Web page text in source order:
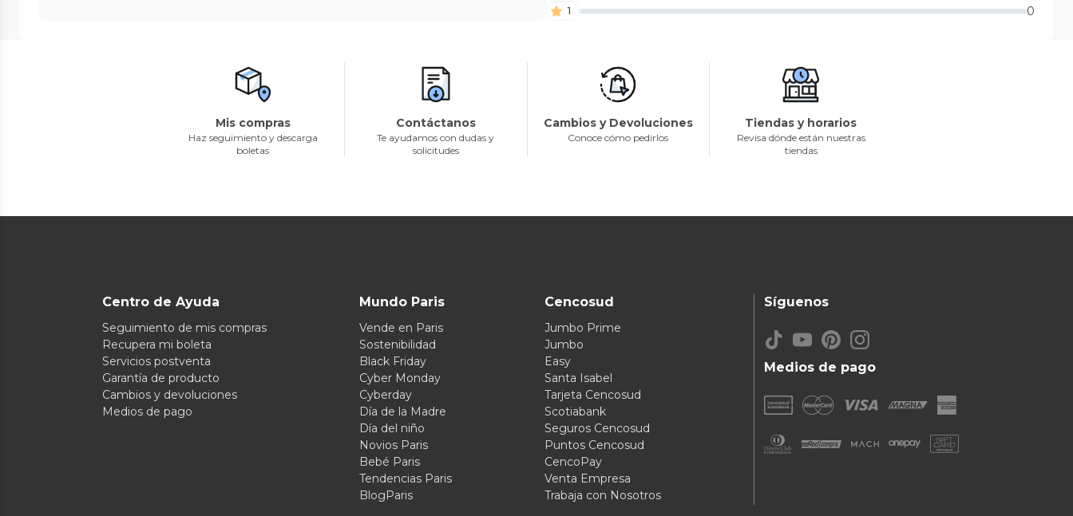
1 0
Mis compras
Haz seguimiento y descarga
boletas
Contáctanos
Te ayudamos con dudas y
solicitudes
Cambios y Devoluciones
Conoce cómo pedirlos
Tiendas y horarios
Revisa dónde están nuestras
tiendas
Centro de Ayuda
Seguimiento de mis compras
Recupera mi boleta
Servicios postventa
Garantía de producto
Cambios y devoluciones
Medios de pago
Mundo Paris
Vende en Paris
Sostenibilidad
Black Friday
Cyber Monday
Cyberday
Día de la Madre
Día del niño
Novios Paris
Bebé Paris
Tendencias Paris
BlogParis
Cencosud
Jumbo Prime
Jumbo
Easy
Santa Isabel
Tarjeta Cencosud
Scotiabank
Seguros Cencosud
Puntos Cencosud
CencoPay
Venta Empresa
Trabaja con Nosotros
Medios de pago
Síguenos